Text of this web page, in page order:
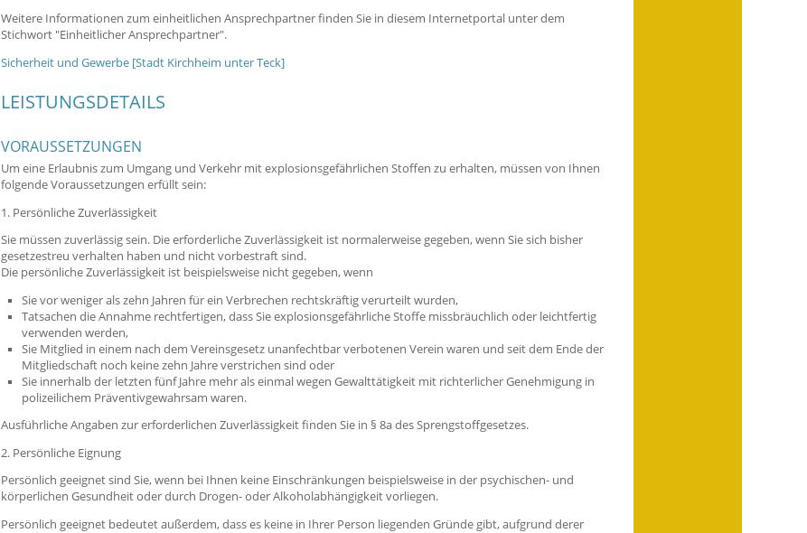
Weitere Informationen zum einheitlichen Ansprechpartner finden Sie in diesem Internetportal unter dem
Stichwort "Einheitlicher Ansprechpartner".
Sicherheit und Gewerbe [Stadt Kirchheim unter Teck]
LEISTUNGSDETAILS
VORAUSSETZUNGEN
Um eine Erlaubnis zum Umgang und Verkehr mit explosionsgefährlichen Stoffen zu erhalten, müssen von Ihnen
folgende Voraussetzungen erfüllt sein:
1. Persönliche Zuverlässigkeit
Sie müssen zuverlässig sein. Die erforderliche Zuverlässigkeit ist normalerweise gegeben, wenn Sie sich bisher
gesetzestreu verhalten haben und nicht vorbestraft sind.
Die persönliche Zuverlässigkeit ist beispielsweise nicht gegeben, wenn
Sie vor weniger als zehn Jahren für ein Verbrechen rechtskräftig verurteilt wurden,
Tatsachen die Annahme rechtfertigen, dass Sie explosionsgefährliche Stoffe missbräuchlich oder leichtfertig
verwenden werden,
Sie Mitglied in einem nach dem Vereinsgesetz unanfechtbar verbotenen Verein waren und seit dem Ende der
Mitgliedschaft noch keine zehn Jahre verstrichen sind oder
Sie innerhalb der letzten fünf Jahre mehr als einmal wegen Gewalttätigkeit mit richterlicher Genehmigung in
polizeilichem Präventivgewahrsam waren.
Ausführliche Angaben zur erforderlichen Zuverlässigkeit finden Sie in § 8a des Sprengstoffgesetzes.
2. Persönliche Eignung
Persönlich geeignet sind Sie, wenn bei Ihnen keine Einschränkungen beispielsweise in der psychischen- und
körperlichen Gesundheit oder durch Drogen- oder Alkoholabhängigkeit vorliegen.
Persönlich geeignet bedeutet außerdem, dasses keine in Ihrer Person liegenden Gründe gibt, aufgrund derer